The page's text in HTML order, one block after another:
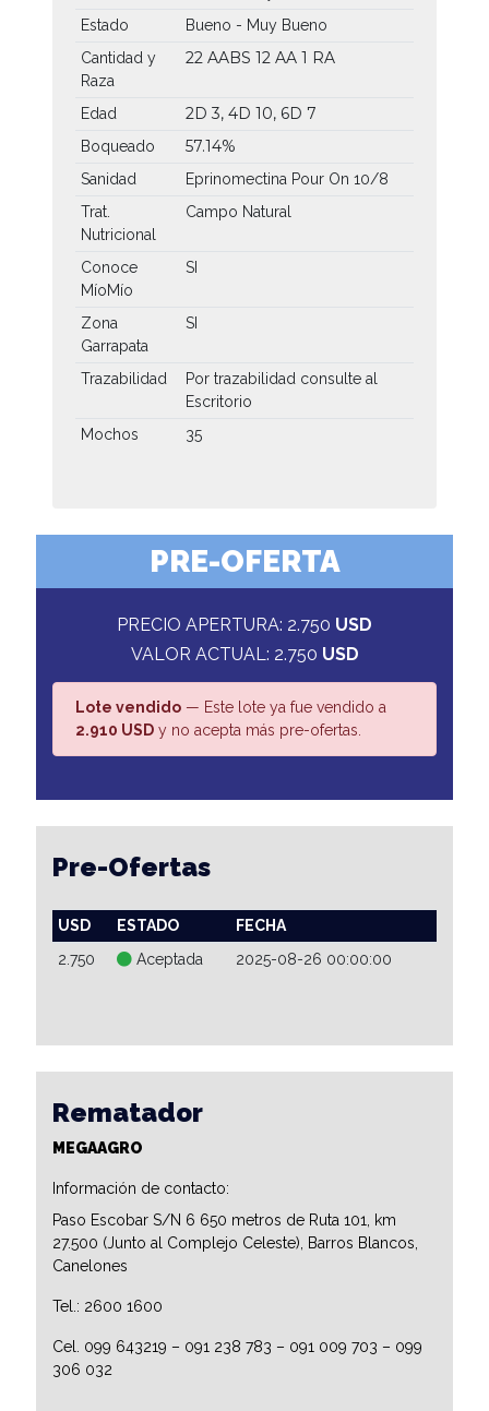
Estado
Bueno - Muy Bueno
Cantidad y
Raza
22 AABS 12 AA 1 RA
Edad 2D 3, 4D 10, 6D 7
Boqueado 57.14%
Sanidad
Eprinomectina Pour On 10/8
Trat.
Nutricional
Campo Natural
Conoce
MíoMío
SI
Zona
Garrapata
SI
Trazabilidad
Por trazabilidad consulte al
Escritorio
Mochos
35
PRE-OFERTA
PRECIO APERTURA: 2.750 USD
VALOR ACTUAL: 2.750 USD
Lote vendido — Este lote ya fue vendido a
2.910 USD y no acepta más pre-ofertas.
Pre-Ofertas
USD ESTADO
FECHA
2.750
Aceptada 2025-08-26 00:00:00
Rematador
MEGAAGRO
Información de contacto:
Paso Escobar S/N 6 650 metros de Ruta 101, km
27.500 (Junto al Complejo Celeste), Barros Blancos,
Canelones
Tel.: 2600 1600
Cel. 099 643219 – 091 238 783 – 091 009 703 – 099
306 032